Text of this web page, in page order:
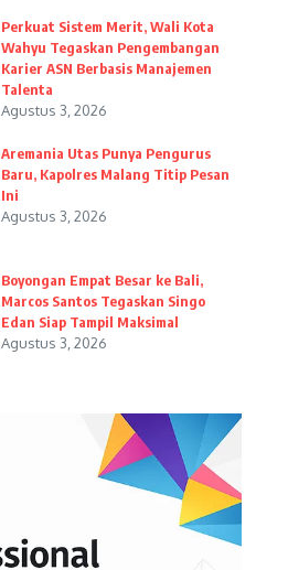
Perkuat Sistem Merit, Wali Kota
Wahyu Tegaskan Pengembangan
Karier ASN Berbasis Manajemen
Talenta
Agustus 3, 2026
Aremania Utas Punya Pengurus
Baru, Kapolres Malang Titip Pesan
Ini
Agustus 3, 2026
Boyongan Empat Besar ke Bali,
Marcos Santos Tegaskan Singo
Edan Siap Tampil Maksimal
Agustus 3, 2026